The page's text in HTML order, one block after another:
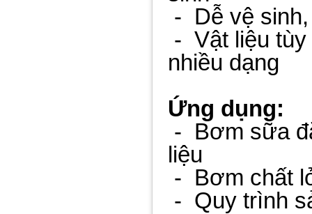
- Dễ vệ
- Vật liệu
nhiều dạng
Ứng dụng:
- Bơm sữa
liệu
- Bơm chất
- Quy trình